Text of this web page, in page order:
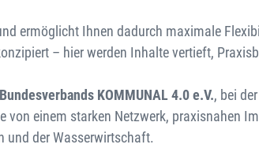
ermöglicht Ihnen dadurch maximale
– hier werden Inhalte vertieft,
Bundesverbands KOMMUNAL 4.0 e.V., bei
von einem starken Netzwerk, praxisnahen
und der Wasserwirtschaft.